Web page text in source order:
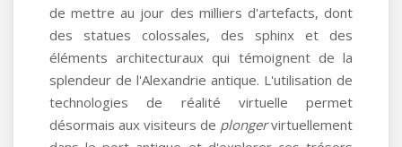
de mettre au jour des milliers d'artefacts, dont
des statues colossales, des sphinx et des
éléments architecturaux qui témoignent de la
splendeur de l'Alexandrie antique. L'utilisation de
technologies de réalité virtuelle permet
désormais aux visiteurs de plongervirtuellement